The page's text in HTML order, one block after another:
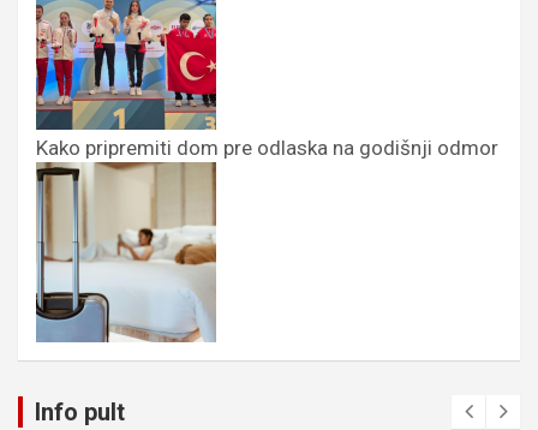
Kako pripremiti dom pre odlaska na godišnji odmor
Info pult